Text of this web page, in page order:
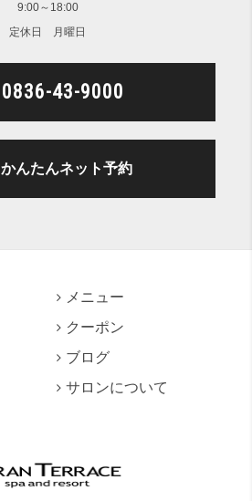
9:00～18:00
定休日 月曜日
0836-43-9000
かんたんネット予約
メニュー
クーポン
ブログ
サロンについて